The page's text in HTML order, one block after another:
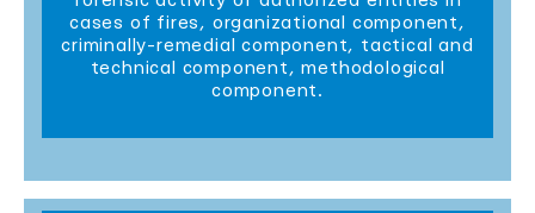
cases of fires, organizational component,
criminally-remedial component, tactical and
technical component, methodological
component.